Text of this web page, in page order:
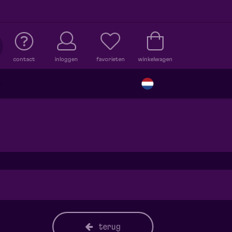
contact inloggen favorieten winkelwagen
terug